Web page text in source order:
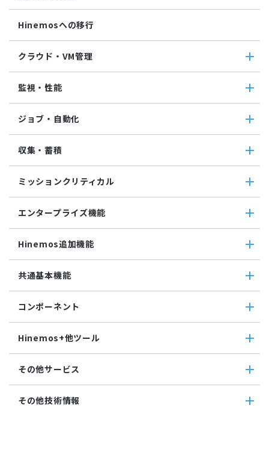
Hinemosへの移行
クラウド・VM管理
クラウド・VM共通
クラウド管理機能(AWS)
VM管理機能
監視・性能
パケットキャプチャ監視
カスタムトラップ監視
カスタム監視
バイナリファイル監視
収集値統合監視
ログ件数監視
システムログ監視
JMX監視
SQL監視
SNMPTRAP監視
SNMP監視
HTTPシナリオ監視
Hinemosエージェント監視
Windowsイベント監視
サービス・ポート監視
リソース監視
プロセス監視
ジョブ・自動化
ジョブ機能全般について
コマンドジョブ
ファイル転送ジョブ
参照ジョブ
環境構築機能
実行契機
ジョブ連携送信ジョブ
ファイルチェックジョブ
監視ジョブ
承認ジョブ
収集・蓄積
転送
ダウンロード
検索
蓄積
収集
ミッションクリティカル
ミッションクリティカル（Linux）
ミッションクリティカル（Windows）
エンタープライズ機能
インシデント管理連携ツール
Grafana
ユーティリティ機能
レポーティング
ノードマップ
Hinemos追加機能
Hinemosインシデントダッシュボード
メッセージフィルタ
Hinemosセキュリティオプション
共通基本機能
セルフチェック
メンテナンス
通知
アカウント
カレンダ
コンポーネント
Hinemosエージェント
Hinemosクライアント
Hinemosマネージャ
Hinemos+他ツール
google apps
teams
slack
その他サービス
CloudGate UNO
その他技術情報